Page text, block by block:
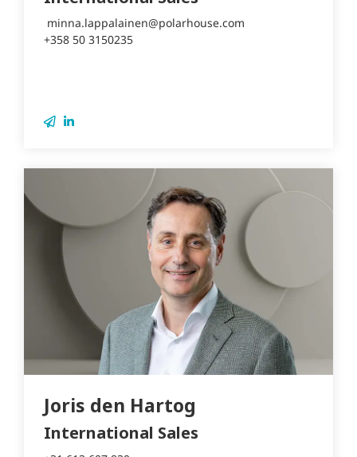
minna.lappalainen@polarhouse.com
+358 50 3150235
Joris den Hartog
International Sales